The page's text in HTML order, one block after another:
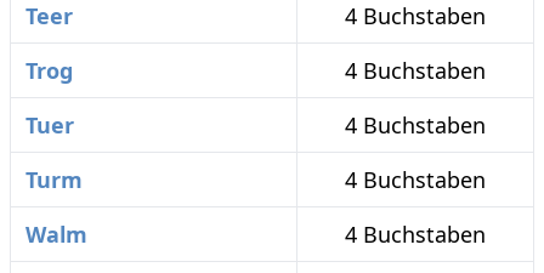
Teer
4 Buchstaben
Trog
4 Buchstaben
Tuer
4 Buchstaben
Turm
4 Buchstaben
Walm
4 Buchstaben